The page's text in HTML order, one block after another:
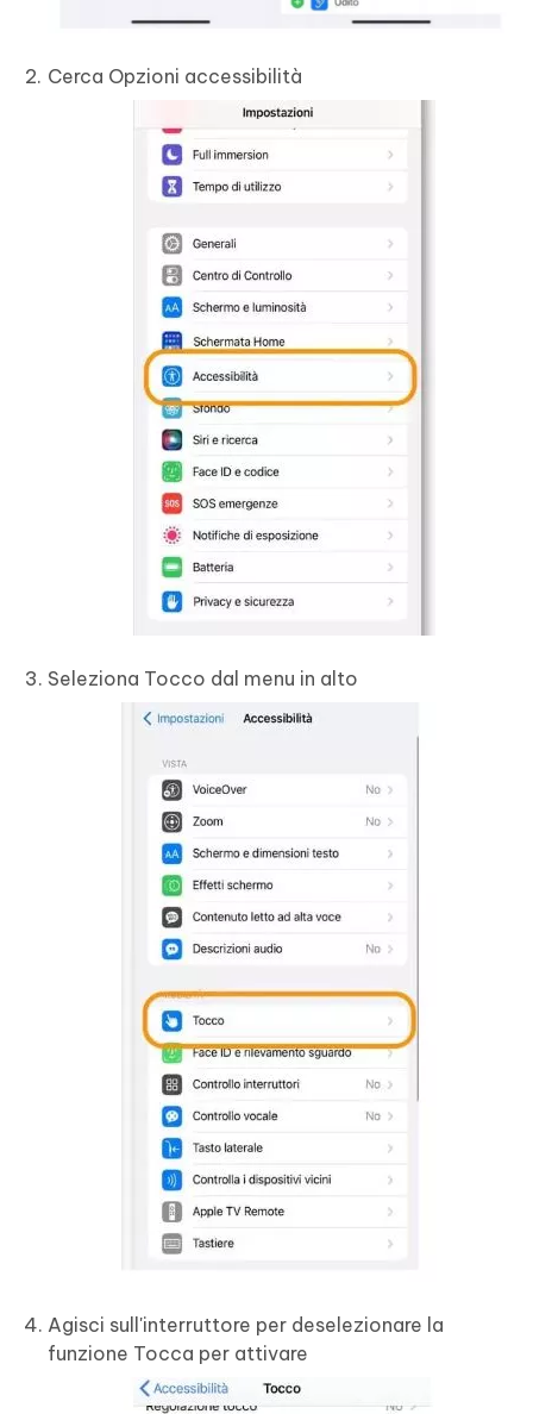
Cerca Opzioni accessibilità
Seleziona Tocco dal menu in alto
Agisci sull'interruttore per deselezionare la
funzione Tocca per attivare